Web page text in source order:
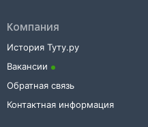
Компания
История Туту.ру
Вакансии
Обратная связь
Контактная информация